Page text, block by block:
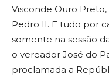
Visconde Ouro
Pedro II. E tudo por
somente na sessão
o vereador José do
proclamada a